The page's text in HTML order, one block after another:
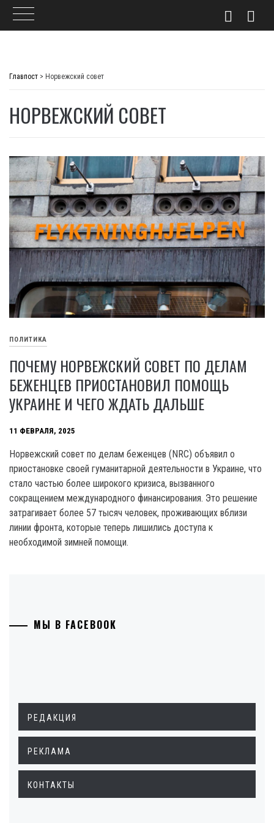
Главпост > Норвежский совет
НОРВЕЖСКИЙ СОВЕТ
ПОЛИТИКА
ПОЧЕМУ НОРВЕЖСКИЙ СОВЕТ ПО ДЕЛАМ
БЕЖЕНЦЕВ ПРИОСТАНОВИЛ ПОМОЩЬ
УКРАИНЕ И ЧЕГО ЖДАТЬ ДАЛЬШЕ
11 ФЕВРАЛЯ, 2025
Норвежский совет по делам беженцев (NRC) объявил о
приостановке своей гуманитарной деятельности в Украине, что
стало частью более широкого кризиса, вызванного
сокращением международного финансирования. Это решение
затрагивает более 57 тысяч человек, проживающих вблизи
линии фронта, которые теперь лишились доступа к
необходимой зимней помощи.
МЫ В FACEBOOK
РЕДАКЦИЯ
РЕКЛАМА
КОНТАКТЫ